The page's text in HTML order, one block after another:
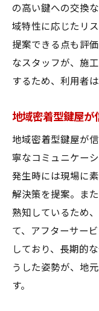
の高い鍵への交換
域特性に応じたリ
提案できる点も評
なスタッフが、施
するため、利用者
地域密着型鍵屋が
地域密着型鍵屋が
寧なコミュニケー
発生時には現場に
解決策を提案。ま
熟知しているため
て、アフターサー
しており、長期的
うした姿勢が、地
す。